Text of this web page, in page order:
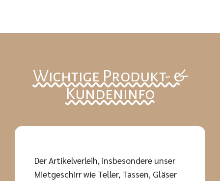
Wichtige Produkt- &
Kundeninfo
Der Artikelverleih, insbesondere unser
Mietgeschirr wie Teller, Tassen, Gläser